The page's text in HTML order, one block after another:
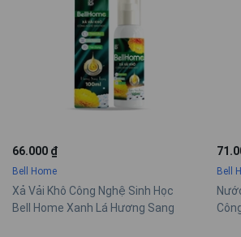
66.000 ₫
Bell Home
Xả Vải Khô Công Nghệ Sinh Học
Bell Home Xanh Lá Hương Sang
Bell